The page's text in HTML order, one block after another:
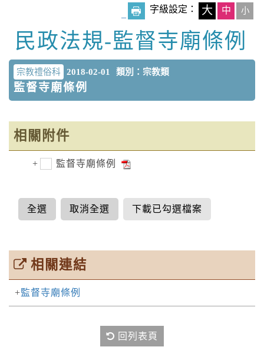
字級設定： 大 中 小
中央內容區塊
民政法規-監督寺廟條例
宗教禮俗科 2018-02-01 類別：宗教類
監督寺廟條例
相關附件
監督寺廟條例
全選 取消全選 下載已勾選檔案
相關連結
監督寺廟條例
回列表頁